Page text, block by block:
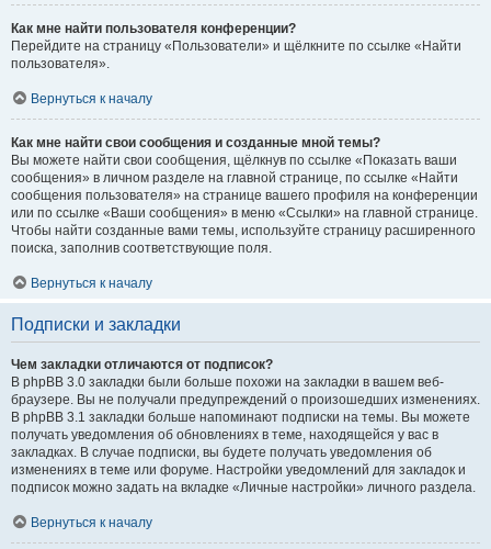
Как мне найти пользователя конференции?
Перейдите на страницу «Пользователи» и щёлкните по ссылке «Найти
пользователя».
Вернуться к началу
Как мне найти свои сообщения и созданные мной темы?
Вы можете найти свои сообщения, щёлкнув по ссылке «Показать ваши
сообщения» в личном разделе на главной странице, по ссылке «Найти
сообщения пользователя» на странице вашего профиля на конференции
или по ссылке «Ваши сообщения» в меню «Ссылки» на главной странице.
Чтобы найти созданные вами темы, используйте страницу расширенного
поиска, заполнив соответствующие поля.
Вернуться к началу
Подписки и закладки
Чем закладки отличаются от подписок?
В phpBB 3.0 закладки были больше похожи на закладки в вашем веб-
браузере. Вы не получали предупреждений о произошедших изменениях.
В phpBB 3.1 закладки больше напоминают подписки на темы. Вы можете
получать уведомления об обновлениях в теме, находящейся у вас в
закладках. В случае подписки, вы будете получать уведомления об
изменениях в теме или форуме. Настройки уведомлений для закладок и
подписок можно задать на вкладке «Личные настройки» личного раздела.
Вернуться к началу